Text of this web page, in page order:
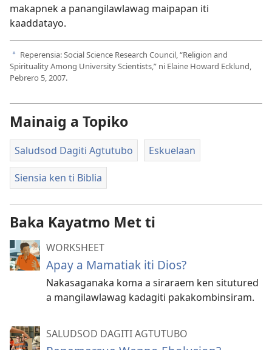
makapnek a panangilawlawag maipapan iti
kaaddatayo.
a Reperensia: Social Science Research Council, “Religion and
Spirituality Among University Scientists,” ni Elaine Howard Ecklund,
Pebrero 5, 2007.
Mainaig a Topiko
Saludsod Dagiti Agtutubo Eskuelaan
Siensia ken ti Biblia
Baka Kayatmo Met ti
WORKSHEET
Apay a Mamatiak iti Dios?
Nakasaganaka koma a siraraem ken situtured
a mangilawlawag kadagiti pakakombinsiram.
SALUDSOD DAGITI AGTUTUBO